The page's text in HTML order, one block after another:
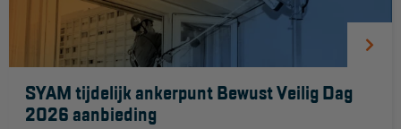
SYAM tijdelijk ankerpunt Bewust Veilig Dag
2026 aanbieding